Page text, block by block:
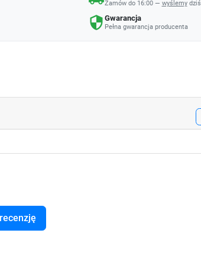
Zamów do 16:00 — wyślemydziś
security Gwarancja
Pełna gwarancja producenta